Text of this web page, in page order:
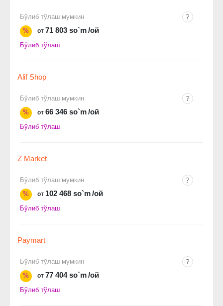
Бўлиб тўлаш мумкин
%
от 71 803 so`m/ой
Бўлиб тўлаш
Alif Shop
Бўлиб тўлаш мумкин
%
от 66 346 so`m/ой
Бўлиб тўлаш
Z Market
Бўлиб тўлаш мумкин
%
от 102 468 so`m/ой
Бўлиб тўлаш
Paymart
Бўлиб тўлаш мумкин
%
от 77 404 so`m/ой
Бўлиб тўлаш